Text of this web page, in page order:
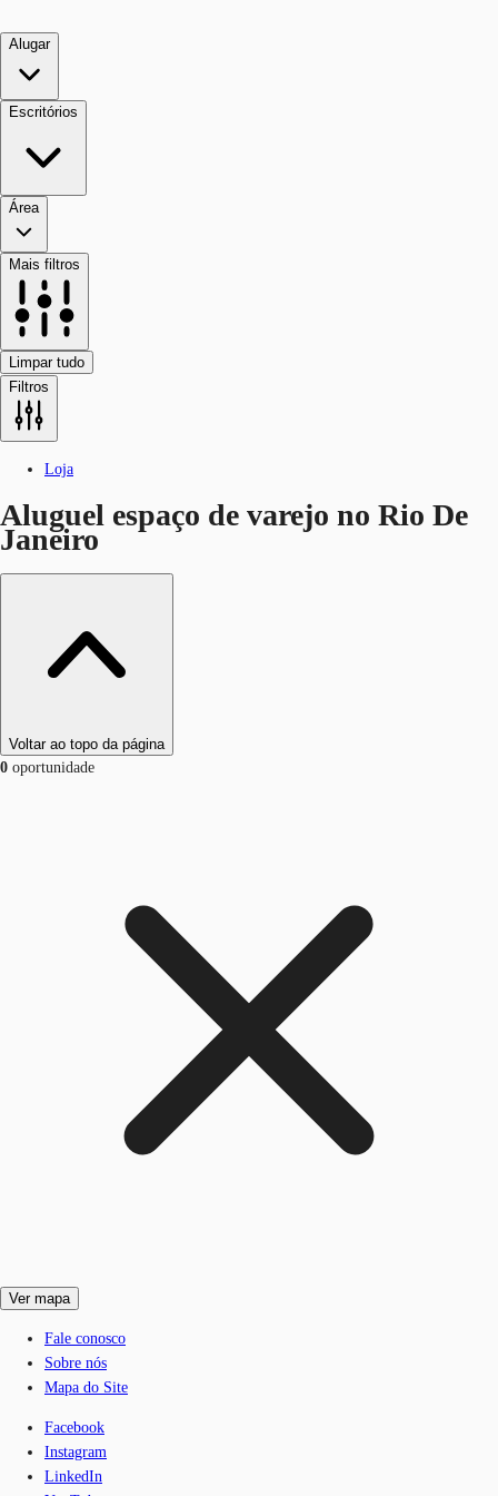
Alugar
Escritórios
Área
Mais filtros
Limpar tudo
Filtros
Loja
Aluguel espaço de varejo no Rio De
Janeiro
Voltar ao topo da página
0 oportunidade
Ver mapa
Fale conosco
Sobre nós
Mapa do Site
Facebook
Instagram
LinkedIn